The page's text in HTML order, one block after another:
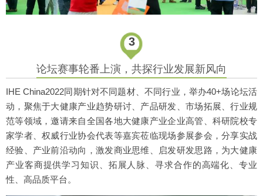
3
论坛赛事轮番上演，共探行业发展新风向
IHE China2022同期针对不同题材、不同行业，举办40+场论坛活
动，聚焦于大健康产业趋势研讨、产品研发、市场拓展、行业规
范等领域，邀请来自全国各地大健康产业企业高管、科研院校专
家学者、权威行业协会代表等嘉宾莅临现场参展参会，分享实战
经验、产业前沿动向，激发商业思维、启发研发思路，为大健康
产业客商提供学习知识、拓展人脉、寻求合作的高端化、专业
性、高品质平台。